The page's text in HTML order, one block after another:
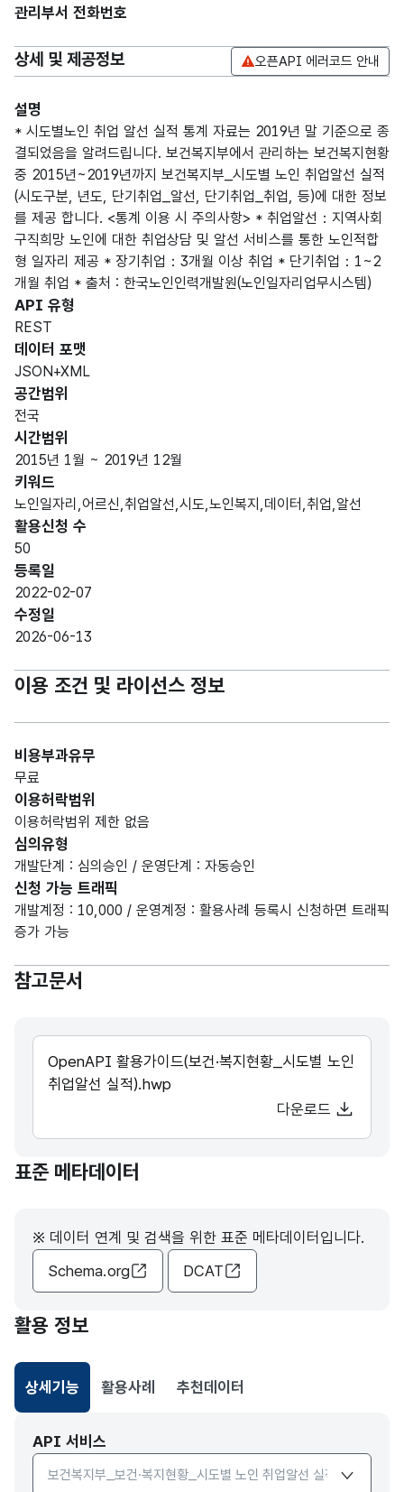
관리부서 전화번호
상세 및 제공정보 오픈API 에러코드 안내
설명
* 시도별노인 취업 알선 실적 통계 자료는 2019년 말 기준으로 종
결되었음을 알려드립니다. 보건복지부에서 관리하는 보건복지현황
중 2015년~2019년까지 보건복지부_시도별 노인 취업알선 실적
(시도구분, 년도, 단기취업_알선, 단기취업_취업, 등)에 대한 정보
를 제공 합니다. <통계 이용 시 주의사항> * 취업알선：지역사회
구직희망 노인에 대한 취업상담 및 알선 서비스를 통한 노인적합
형 일자리 제공 * 장기취업：3개월 이상 취업 * 단기취업：1~2
개월 취업 * 출처 : 한국노인인력개발원(노인일자리업무시스템)
API 유형
REST
데이터 포맷
JSON+XML
공간범위
전국
시간범위
2015년 1월 ~ 2019년 12월
키워드
노인일자리,어르신,취업알선,시도,노인복지,데이터,취업,알선
활용신청 수
50
등록일
2022-02-07
수정일
2026-06-13
이용 조건 및 라이선스 정보
비용부과유무
무료
이용허락범위
이용허락범위 제한 없음
심의유형
개발단계 : 심의승인 / 운영단계 : 자동승인
신청 가능 트래픽
개발계정 : 10,000 / 운영계정 : 활용사례 등록시 신청하면 트래픽
증가 가능
참고문서
OpenAPI 활용가이드(보건·복지현황_시도별 노인
취업알선 실적).hwp
다운로드
표준 메타데이터
※ 데이터 연계 및 검색을 위한 표준 메타데이터입니다.
Schema.org
DCAT
활용 정보
상세기능
선택됨
활용사례 추천데이터
API 서비스
API서비스 종류 선택